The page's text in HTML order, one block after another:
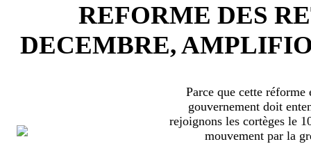
REFORME DES
DECEMBRE,
Parce que cette
gouvernement doit
rejoignons les cortèges le
mouvement par la